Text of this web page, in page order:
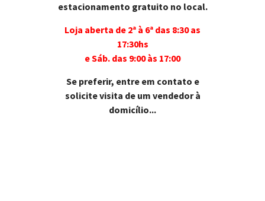
estacionamento gratuito no local.
Loja aberta de 2ª à 6ª das 8:30 as
17:30hs
e Sáb. das 9:00 às 17:00
Se preferir, entre em contato e
solicite visita de um vendedor à
domicílio...